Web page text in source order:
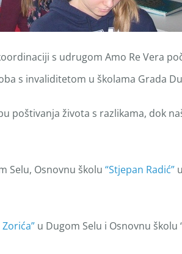
s udrugom Amo Re Vera
s invaliditetom u školama Grada
poštivanja života s razlikama, dok
Selu, Osnovnu školu “Stjepan Radić”
Zorića” u Dugom Selu i Osnovnu školu